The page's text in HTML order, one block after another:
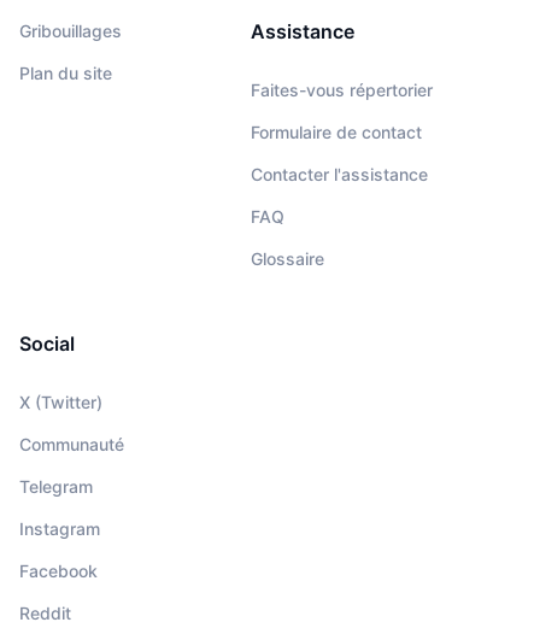
Gribouillages
Plan du site
Assistance
Faites-vous répertorier
Formulaire de contact
Contacter l'assistance
FAQ
Glossaire
Social
X (Twitter)
Communauté
Telegram
Instagram
Facebook
Reddit